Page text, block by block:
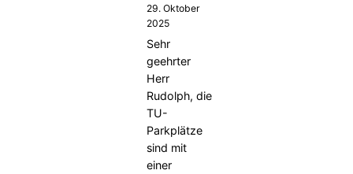
29. Oktober
2025
Sehr
geehrter
Herr
Rudolph, die
TU-
Parkplätze
sind mit
einer